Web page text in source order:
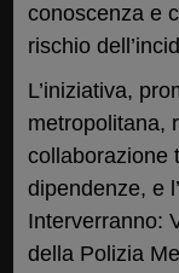
conoscenza e
rischio
L’iniziativa,
metropolitana,
collaborazione
dipendenze, e
Interverranno:
della Polizia